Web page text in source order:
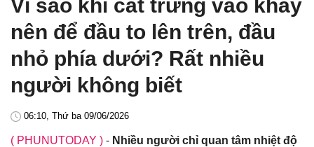
Vì sao khi cất trứng vào khay
nên để đầu to lên trên, đầu
nhỏ phía dưới? Rất nhiều
người không biết
06:10, Thứ ba 09/06/2026
( PHUNUTODAY ) - Nhiều người chỉ quan tâm nhiệt độ